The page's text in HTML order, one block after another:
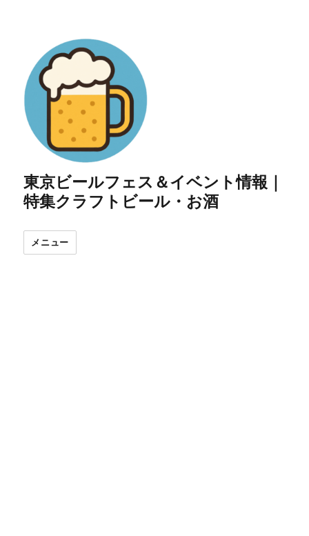
東京ビールフェス＆イベント情報｜
特集クラフトビール・お酒
メニュー